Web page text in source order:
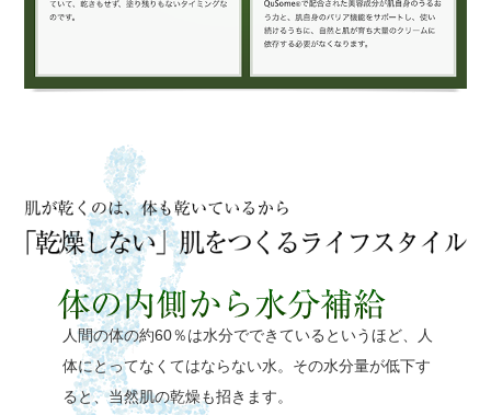
人間の体の約60％は水分でできているというほど、人
体にとってなくてはならない水。その水分量が低下す
ると、当然肌の乾燥も招きます。